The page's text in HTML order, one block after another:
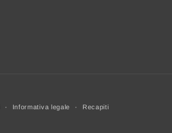
Informativa legale Recapiti